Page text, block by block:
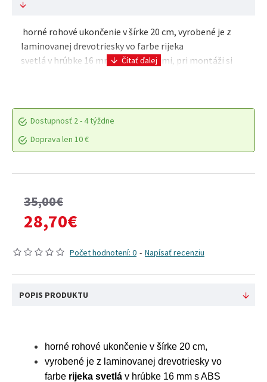
horné rohové ukončenie v šírke 20 cm, vyrobené je z
laminovanej drevotriesky vo farbe rijeka
svetlá v hrúbke 16 mm s ABS hranami, pri montáži si
Dostupnosť 2 - 4 týždne
Doprava len 10 €
Počet hodnotení: 0 - Napísať recenziu
35,00€
28,70€
POPIS PRODUKTU
horné rohové ukončenie v šírke 20 cm,
vyrobené je z laminovanej drevotriesky vo
farbe rijeka svetlá v hrúbke 16 mm s ABS